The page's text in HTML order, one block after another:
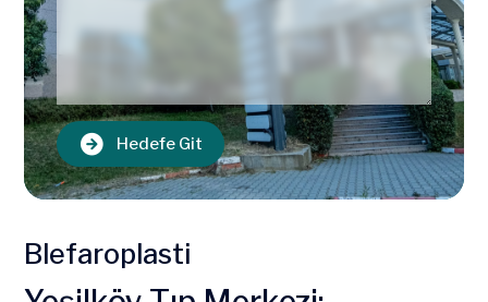
Hedefe Git
Blefaroplasti